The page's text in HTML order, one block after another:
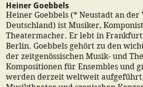
Heiner Goebbels
Heiner Goebbels (* Neustadt an der
Deutschland) ist Musiker,
Theatermacher. Er lebt in
Berlin. Goebbels gehört zu den
der zeitgenössischen Musik- und
Kompositionen für Ensembles und
werden derzeit weltweit aufgeführt,